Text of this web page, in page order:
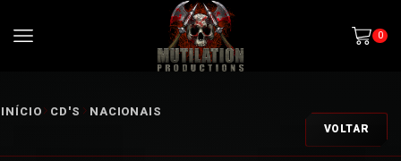
0
INÍCIO CD'S NACIONAIS
VOLTAR